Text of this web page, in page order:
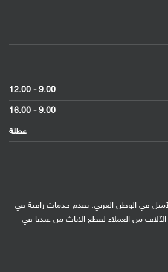
9.00 - 12.00
9.00 - 16.00
عطلة
في الوطن العربي. نقدم خدمات راقية في
من العملاء لقطع الاثاث من عندنا في